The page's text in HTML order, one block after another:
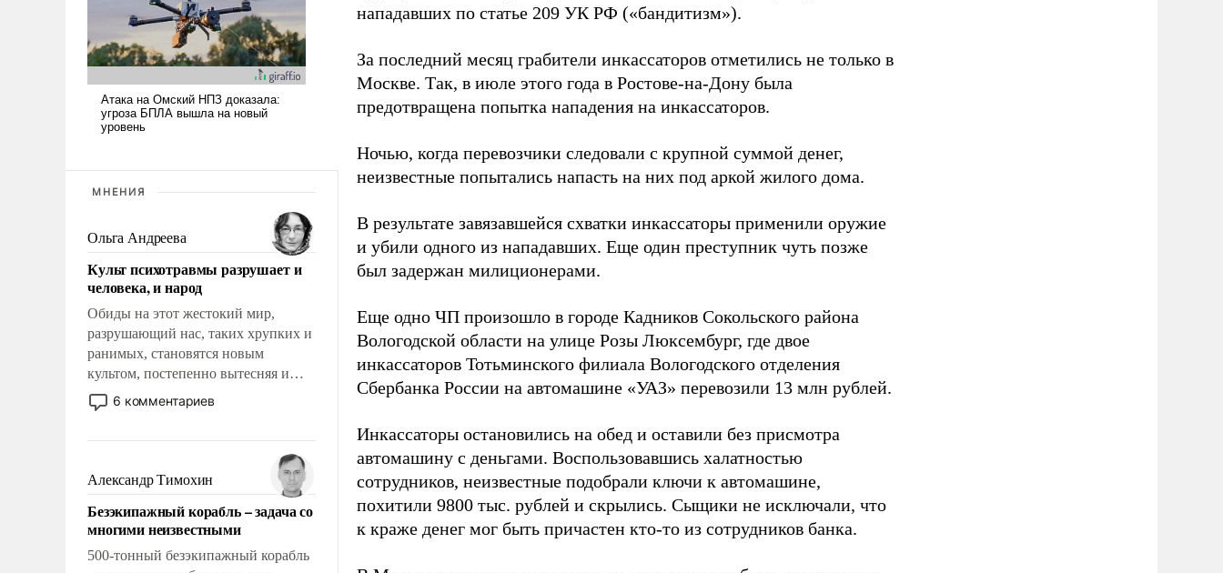
МНЕНИЯ
Ольга Андреева
Культ психотравмы разрушает и
человека, и народ
Обиды на этот жестокий мир,
разрушающий нас, таких хрупких и
ранимых, становятся новым
культом, постепенно вытесняя и
отменяя традиционное требование к
человеку – быть мужественным и
на себя ответственность, помогать
слабым, идти вперед и
адаптироваться.
6 комментариев
Александр Тимохин
Безэкипажный корабль – задача со
многими неизвестными
500-тонный безэкипажный корабль
нападавших по статье 209 УК РФ («бандитизм»).
За последний месяц грабители инкассаторов отметились не только в
Москве. Так, в июле этого года в Ростове-на-Дону была
предотвращена попытка нападения на инкассаторов.
Ночью, когда перевозчики следовали с крупной суммой денег,
неизвестные попытались напасть на них под аркой жилого дома.
В результате завязавшейся схватки инкассаторы применили оружие
и убили одного из нападавших. Еще один преступник чуть позже
был задержан милиционерами.
Еще одно ЧП произошло в городе Кадников Сокольского района
Вологодской области на улице Розы Люксембург, где двое
инкассаторов Тотьминского филиала Вологодского отделения
Сбербанка России на автомашине «УАЗ» перевозили 13 млн рублей.
Инкассаторы остановились на обед и оставили без присмотра
автомашину с деньгами. Воспользовавшись халатностью
сотрудников, неизвестные подобрали ключи к автомашине,
похитили 9800 тыс. рублей и скрылись. Сыщики не исключали, что
к краже денег мог быть причастен кто-то из сотрудников банка.